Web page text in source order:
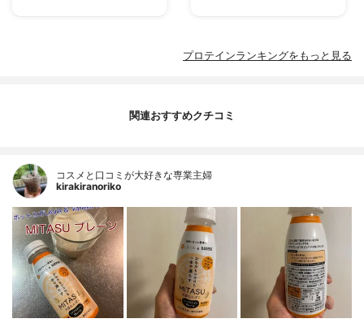
プロテインランキングをもっと見る
関連おすすめクチコミ
コスメと口コミが大好きな専業主婦
kirakiranoriko